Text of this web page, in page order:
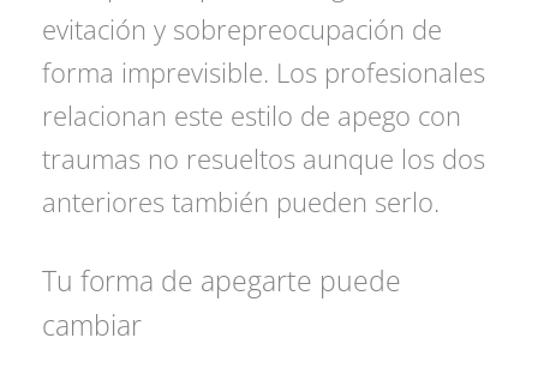
evitación y sobrepreocupación de
forma imprevisible. Los profesionales
relacionan este estilo de apego con
traumas no resueltos aunque los dos
anteriores también pueden serlo.
Tu forma de apegarte puede
cambiar